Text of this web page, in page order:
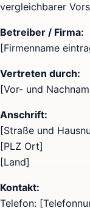
vergleichbarer
Betreiber / Firma:
[Firmenname
Vertreten durch:
[Vor- und
Anschrift:
[Straße und
[PLZ Ort]
[Land]
Kontakt:
Telefon: